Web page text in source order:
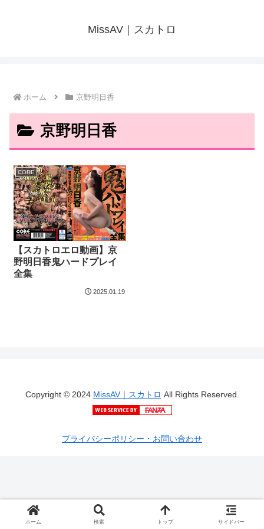
MissAV｜スカトロ
ホーム 京野明日香
京野明日香
CORE
【スカトロエロ動画】京
野明日香鬼ハードプレイ
全集
2025.01.19
Copyright © 2024 MissAV｜スカトロ All Rights Reserved.
プライバシーポリシー・お問い合わせ
ホーム 検索 トップ サイドバー